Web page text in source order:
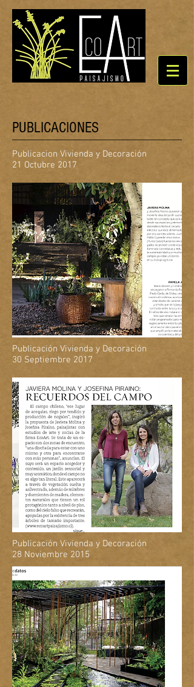
PUBLICACIONES
Publicación Vivienda y Decoración
28 Noviembre 2015
Publicación Vivienda y Decoración
30 Septiembre 2017
Publicacion Vivienda y Decoración
21 Octubre 2017